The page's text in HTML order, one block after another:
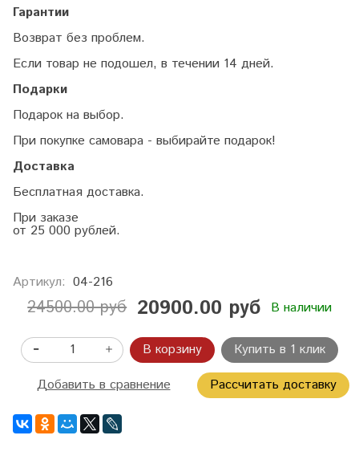
Гарантии
Возврат без проблем.
Если товар не подошел, в течении 14 дней.
Подарки
Подарок на выбор.
При покупке самовара - выбирайте подарок!
Доставка
Бесплатная доставка.
При заказе
от 25 000 рублей.
Артикул: 04-216
24500.00 руб 20900.00 руб В наличии
В корзину
Купить в 1 клик
Добавить в сравнение
Рассчитать доставку